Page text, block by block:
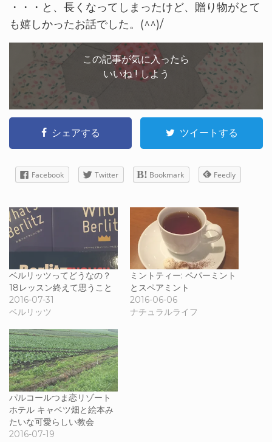
・・・と、長くなってしまったけど、贈り物がとて
も嬉しかったお話でした。(^^)/
この記事が気に入ったら
いいね ! しよう
シェアする ツイートする
Facebook Twitter Bookmark Feedly
ベルリッツってどうなの？
18レッスン終えて思うこと
2016-07-31
ベルリッツ
ミントティー: ペパーミント
とスペアミント
2016-06-06
ナチュラルライフ
パルコールつま恋リゾート
ホテル キャベツ畑と絵本み
たいな可愛らしい教会
2016-07-19